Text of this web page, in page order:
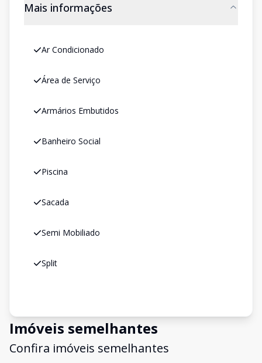
Mais informações
Ar Condicionado
Área de Serviço
Armários Embutidos
Banheiro Social
Piscina
Sacada
Semi Mobiliado
Split
Imóveis semelhantes
Confira imóveis semelhantes